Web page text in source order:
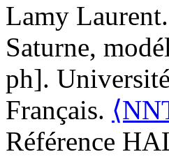
Lamy Laurent.
Saturne,
ph].
Français.
Référence